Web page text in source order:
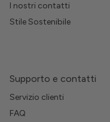
I nostri contatti
Stile Sostenibile
Supporto e contatti
Servizio clienti
FAQ